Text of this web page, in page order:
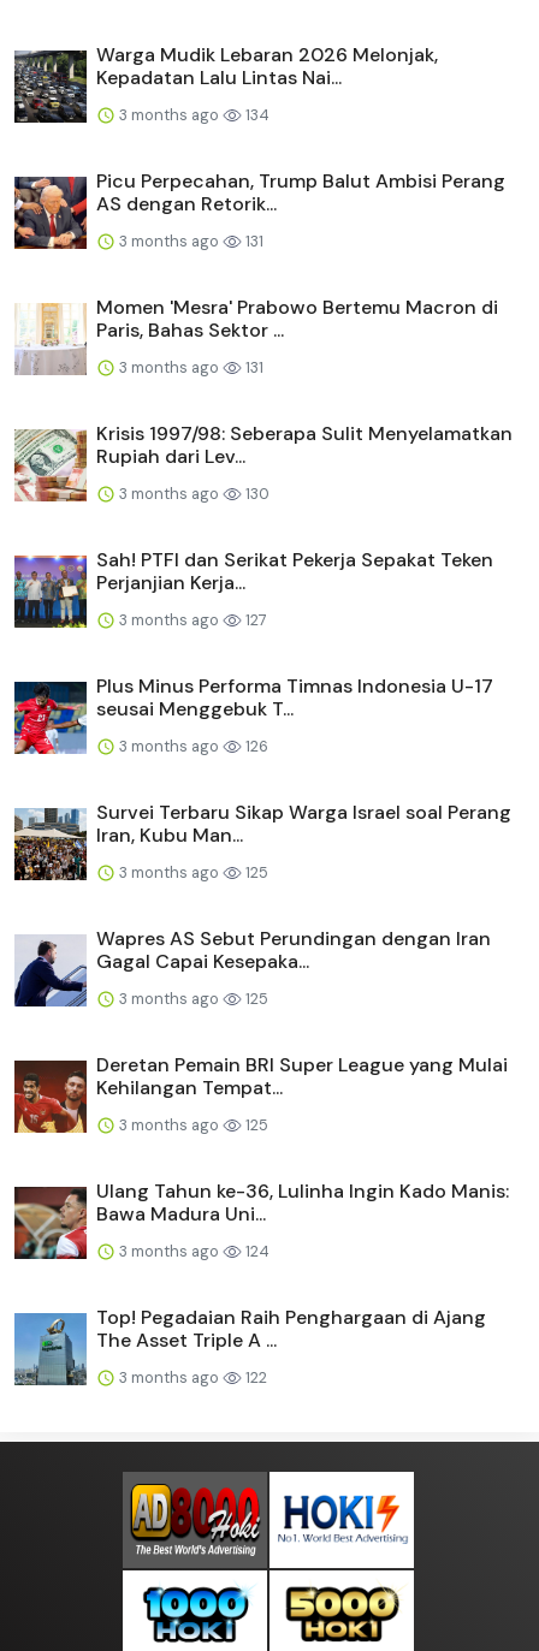
Warga Mudik Lebaran 2026 Melonjak,
Kepadatan Lalu Lintas Nai...
3 months ago 134
Picu Perpecahan, Trump Balut Ambisi Perang
AS dengan Retorik...
3 months ago 131
Momen 'Mesra' Prabowo Bertemu Macron di
Paris, Bahas Sektor ...
3 months ago 131
Krisis 1997/98: Seberapa Sulit Menyelamatkan
Rupiah dari Lev...
3 months ago 130
Sah! PTFI dan Serikat Pekerja Sepakat Teken
Perjanjian Kerja...
3 months ago 127
Plus Minus Performa Timnas Indonesia U-17
seusai Menggebuk T...
3 months ago 126
Survei Terbaru Sikap Warga Israel soal Perang
Iran, Kubu Man...
3 months ago 125
Wapres AS Sebut Perundingan dengan Iran
Gagal Capai Kesepaka...
3 months ago 125
Deretan Pemain BRI Super League yang Mulai
Kehilangan Tempat...
3 months ago 125
Ulang Tahun ke-36, Lulinha Ingin Kado Manis:
Bawa Madura Uni...
3 months ago 124
Top! Pegadaian Raih Penghargaan di Ajang
The Asset Triple A ...
3 months ago 122